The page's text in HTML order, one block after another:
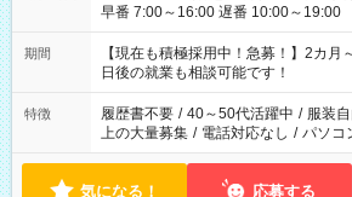
早番 7:00～16:00 遅番 10:00～19:00 「家族と休みを合わせた
い」 「余裕を持って夕飯の準備がし
たくない」 など、ご希望を教えてくださいね。
の方へ 今ご覧のお仕事で希望する勤
の勤務時間。 合計で週40時間を超え
期間
【現在も積極採用中！急募！】2カ
日後の就業も相談可能です！
特徴 履歴書不要 / 40～50代活躍中 / 服装
上の大量募集 / 電話対応なし / パソコ
気になる！ 応募する